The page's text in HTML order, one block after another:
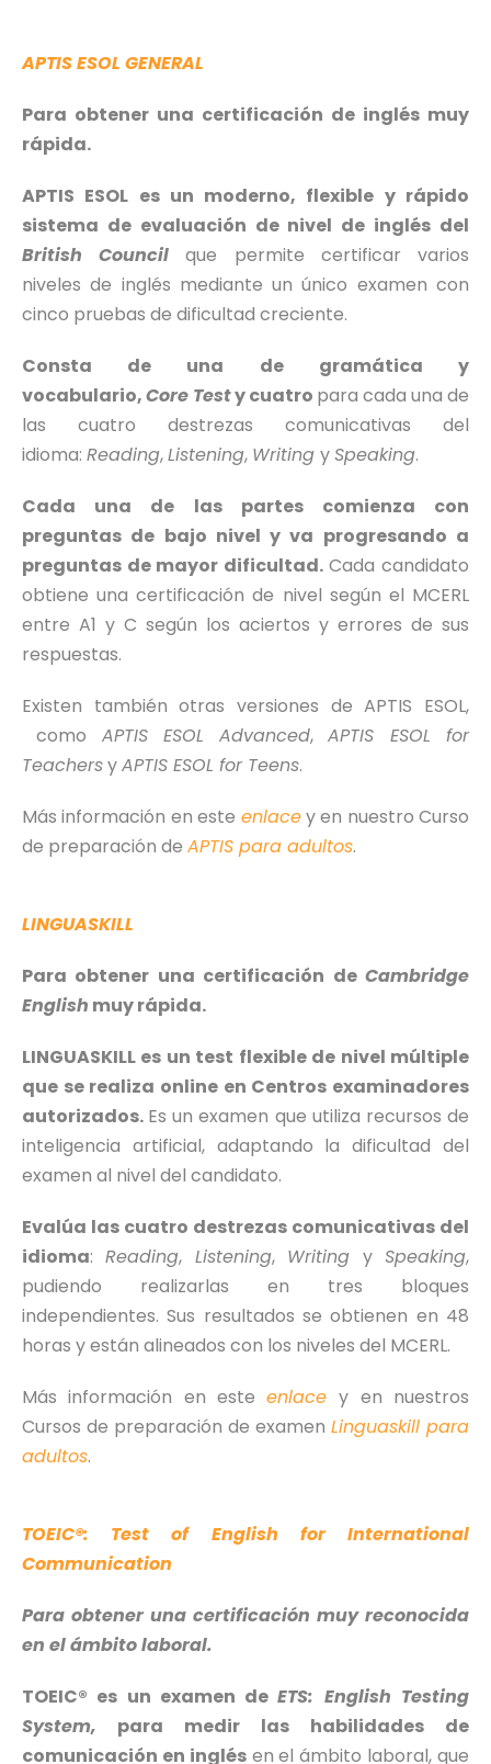
APTIS ESOL GENERAL
Para obtener una certificación de inglés muy
rápida.
APTIS ESOL es un moderno, flexible y rápido
sistema de evaluación de nivel de inglés del
British Council que permite certificar varios
niveles de inglés mediante un único examen con
cinco pruebas de dificultad creciente.
Consta de una de gramática y
vocabulario,Core Testy cuatro para cada una de
las cuatro destrezas comunicativas del
idioma: Reading,Listening, Writing ySpeaking.
Cada una de las partes comienza con
preguntas de bajo nivel y va progresando a
preguntas de mayor dificultad.Cada candidato
obtiene una certificación de nivel según el MCERL
entre A1 y C según los aciertos y errores de sus
respuestas.
Existen también otras versiones de APTIS ESOL,
como APTIS ESOL Advanced,APTIS ESOL for
TeachersyAPTIS ESOL for Teens.
Más información en este enlacey en nuestro Curso
de preparación de APTIS para adultos.
LINGUASKILL
Para obtener una certificación de Cambridge
English muy rápida.
LINGUASKILL es un test flexible de nivel múltiple
que se realiza online en Centros examinadores
autorizados. Es un examen que utiliza recursos de
inteligencia artificial, adaptando la dificultad del
examen al nivel del candidato.
Evalúa las cuatro destrezas comunicativas del
idioma:Reading, Listening, Writing ySpeaking,
pudiendo realizarlas en tres bloques
independientes. Sus resultados se obtienen en 48
horas y están alineados con los niveles del MCERL.
Más información en esteenlace y en nuestros
Cursos de preparación de examen Linguaskill para
adultos.
TOEIC®: Test of English for International
Communication
Para obtener una certificación muy reconocida
en el ámbito laboral.
TOEIC® es un examen deETS: English Testing
System, para medir las habilidades de
comunicación en inglésen el ámbito laboral, que